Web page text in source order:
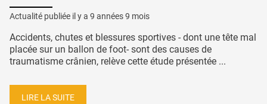
Actualité publiée il y a 9 années 9 mois
Accidents, chutes et blessures sportives - dont une tête mal
placée sur un ballon de foot- sont des causes de
traumatisme crânien, relève cette étude présentée ...
LIRE LA SUITE